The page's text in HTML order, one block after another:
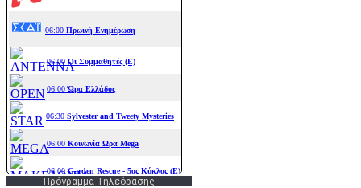
Πρόγραμμα Τηλεόρασης